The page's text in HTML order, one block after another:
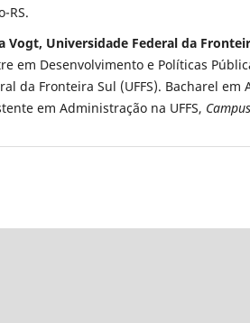
RS.
Vogt, Universidade Federal da
em Desenvolvimento e Políticas
da Fronteira Sul (UFFS). Bacharel em
em Administração na UFFS, Campus